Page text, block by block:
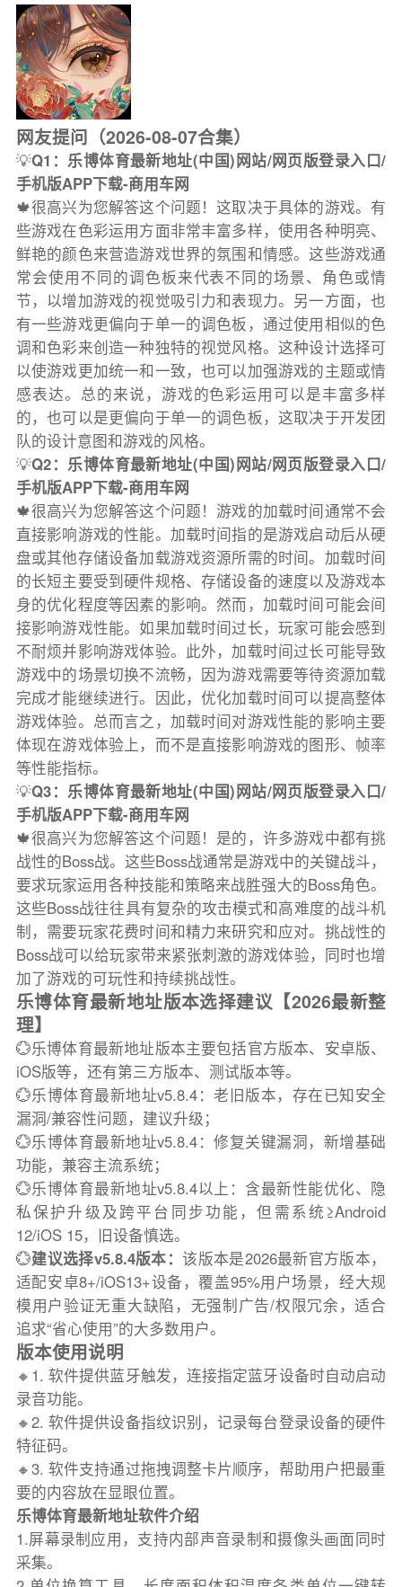
网友提问（2026-08-07合集）
💡Q1：乐博体育最新地址(中国)网站/网页版登录入口/
手机版APP下载-商用车网
🍁很高兴为您解答这个问题！这取决于具体的游戏。有
些游戏在色彩运用方面非常丰富多样，使用各种明亮、
鲜艳的颜色来营造游戏世界的氛围和情感。这些游戏通
常会使用不同的调色板来代表不同的场景、角色或情
节，以增加游戏的视觉吸引力和表现力。另一方面，也
有一些游戏更偏向于单一的调色板，通过使用相似的色
调和色彩来创造一种独特的视觉风格。这种设计选择可
以使游戏更加统一和一致，也可以加强游戏的主题或情
感表达。总的来说，游戏的色彩运用可以是丰富多样
的，也可以是更偏向于单一的调色板，这取决于开发团
队的设计意图和游戏的风格。
💡Q2：乐博体育最新地址(中国)网站/网页版登录入口/
手机版APP下载-商用车网
🍁很高兴为您解答这个问题！游戏的加载时间通常不会
直接影响游戏的性能。加载时间指的是游戏启动后从硬
盘或其他存储设备加载游戏资源所需的时间。加载时间
的长短主要受到硬件规格、存储设备的速度以及游戏本
身的优化程度等因素的影响。然而，加载时间可能会间
接影响游戏性能。如果加载时间过长，玩家可能会感到
不耐烦并影响游戏体验。此外，加载时间过长可能导致
游戏中的场景切换不流畅，因为游戏需要等待资源加载
完成才能继续进行。因此，优化加载时间可以提高整体
游戏体验。总而言之，加载时间对游戏性能的影响主要
体现在游戏体验上，而不是直接影响游戏的图形、帧率
等性能指标。
💡Q3：乐博体育最新地址(中国)网站/网页版登录入口/
手机版APP下载-商用车网
🍁很高兴为您解答这个问题！是的，许多游戏中都有挑
战性的Boss战。这些Boss战通常是游戏中的关键战斗，
要求玩家运用各种技能和策略来战胜强大的Boss角色。
这些Boss战往往具有复杂的攻击模式和高难度的战斗机
制，需要玩家花费时间和精力来研究和应对。挑战性的
Boss战可以给玩家带来紧张刺激的游戏体验，同时也增
加了游戏的可玩性和持续挑战性。
乐博体育最新地址版本选择建议【2026最新整
理】
💮乐博体育最新地址版本主要包括官方版本、安卓版、
iOS版等，还有第三方版本、测试版本等。
💮乐博体育最新地址v5.8.4：老旧版本，存在已知安全
漏洞/兼容性问题，建议升级；
💮乐博体育最新地址v5.8.4：修复关键漏洞，新增基础
功能，兼容主流系统；
💮乐博体育最新地址v5.8.4以上：含最新性能优化、隐
私保护升级及跨平台同步功能，但需系统≥Android
12/iOS 15，旧设备慎选。
💮建议选择v5.8.4版本：该版本是2026最新官方版本，
适配安卓8+/iOS13+设备，覆盖95%用户场景，经大规
模用户验证无重大缺陷，无强制广告/权限冗余，适合
追求“省心使用”的大多数用户。
版本使用说明
🔸1. 软件提供蓝牙触发，连接指定蓝牙设备时自动启动
录音功能。
🔸2. 软件提供设备指纹识别，记录每台登录设备的硬件
特征码。
🔸3. 软件支持通过拖拽调整卡片顺序，帮助用户把最重
要的内容放在显眼位置。
乐博体育最新地址软件介绍
1.屏幕录制应用，支持内部声音录制和摄像头画面同时
采集。